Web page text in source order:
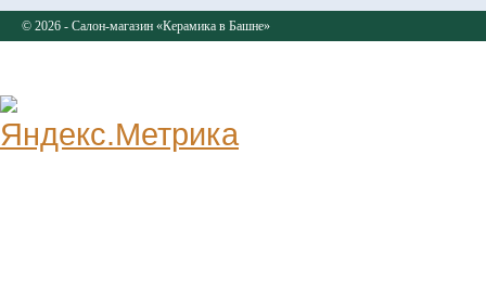
© 2026 - Салон-магазин «Керамика в Башне»